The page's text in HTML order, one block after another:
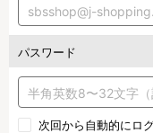
パスワード
次回から自動的にロ